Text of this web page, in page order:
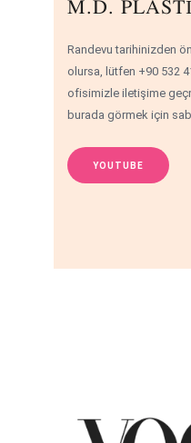
M.D.
Randevu tarihinizden
olursa, lütfen +90 532
ofisimizle iletişime
burada görmek için
YOUTUBE